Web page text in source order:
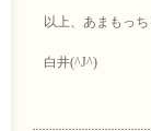
以上、あまもっ
白井(^J^)